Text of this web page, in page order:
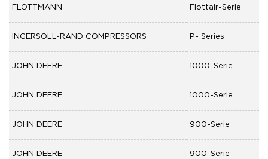
FLOTTMANN Flottair-Serie
INGERSOLL-RAND COMPRESSORS P- Series
JOHN DEERE 1000-Serie
JOHN DEERE 1000-Serie
JOHN DEERE 900-Serie
JOHN DEERE 900-Serie